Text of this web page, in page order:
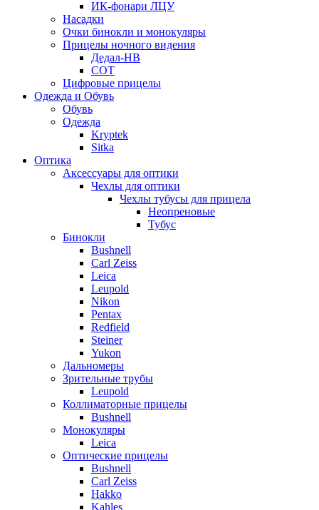
ИК-фонари ЛЦУ
Насадки
Очки бинокли и монокуляры
Прицелы ночного видения
Дедал-НВ
СОТ
Цифровые прицелы
Одежда и Обувь
Обувь
Одежда
Kryptek
Sitka
Оптика
Аксессуары для оптики
Чехлы для оптики
Чехлы тубусы для прицела
Неопреновые
Тубус
Бинокли
Bushnell
Carl Zeiss
Leica
Leupold
Nikon
Pentax
Redfield
Steiner
Yukon
Дальномеры
Зрительные трубы
Leupold
Коллиматорные прицелы
Bushnell
Монокуляры
Leica
Оптические прицелы
Bushnell
Carl Zeiss
Hakko
Kahles